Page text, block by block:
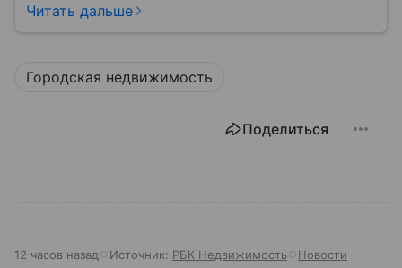
Читать дальше
Городская недвижимость
Поделиться
12 часов назад Источник: РБК Недвижимость Новости